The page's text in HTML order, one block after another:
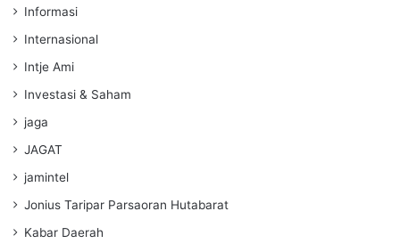
Informasi
Internasional
Intje Ami
Investasi & Saham
jaga
JAGAT
jamintel
Jonius Taripar Parsaoran Hutabarat
Kabar Daerah